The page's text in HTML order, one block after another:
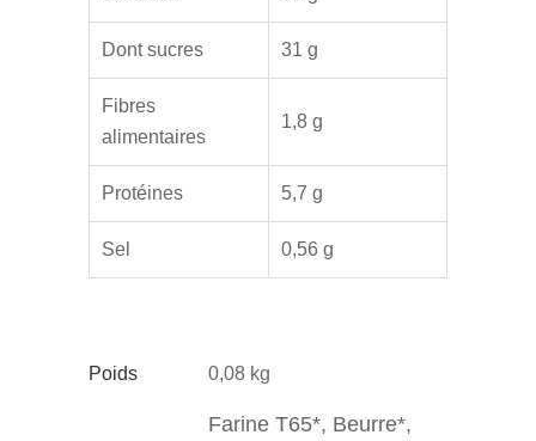
Dont sucres 31 g
Fibres
alimentaires
1,8 g
Protéines 5,7 g
Sel 0,56 g
Poids 0,08 kg
Farine T65*, Beurre*,